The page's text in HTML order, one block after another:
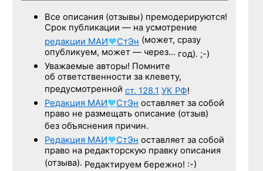
Все описания (отзывы) премодерируются!
Срок публикации — на усмотрение
редакции МАИ♥СтЭн (может, сразу
опубликуем, может — через… год). ;-)
Уважаемые авторы! Помните
об ответственности за клевету,
предусмотренной ст. 128.1 УК РФ!
Редакция МАИ♥СтЭн оставляет за собой
право не размещать описание (отзыв)
без объяснения причин.
Редакция МАИ♥СтЭн оставляет за собой
право на редакторскую правку описания
(отзыва). Редактируем бережно! :-)